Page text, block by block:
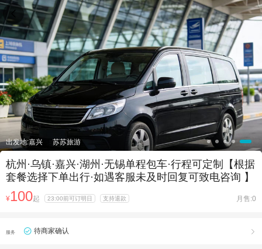
出发地:嘉兴 苏苏旅游
杭州·乌镇·嘉兴·湖州·无锡单程包车·行程可定制【根据
套餐选择下单出行·如遇客服未及时回复可致电咨询 】
¥100起 23:00前可订明日 支持退款 月售:0
服务 待商家确认 
